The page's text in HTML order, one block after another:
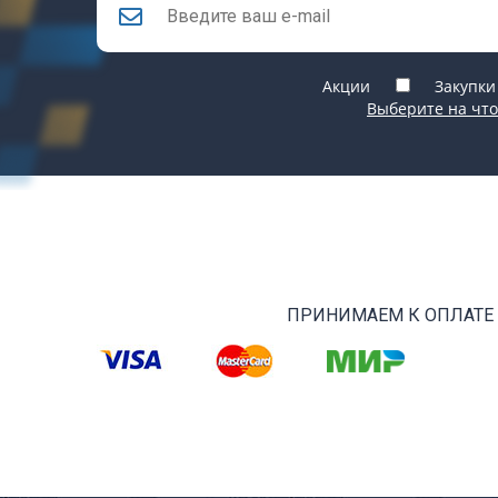
Акции Закупки
Выберите на
ПРИНИМАЕМ К ОПЛАТЕ